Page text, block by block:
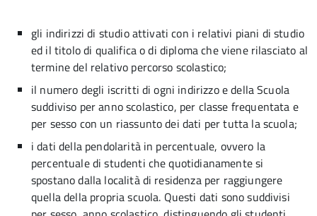
gli indirizzi di studio attivati con i relativi piani di studio
ed il titolo di qualifica o di diploma che viene rilasciato al
termine del relativo percorso scolastico;
il numero degli iscritti di ogni indirizzo e della Scuola
suddiviso per anno scolastico, per classe frequentata e
per sesso con un riassunto dei dati per tutta la scuola;
i dati della pendolarità in percentuale, ovvero la
percentuale di studenti che quotidianamente si
spostano dalla località di residenza per raggiungere
quella della propria scuola. Questi dati sono suddivisi